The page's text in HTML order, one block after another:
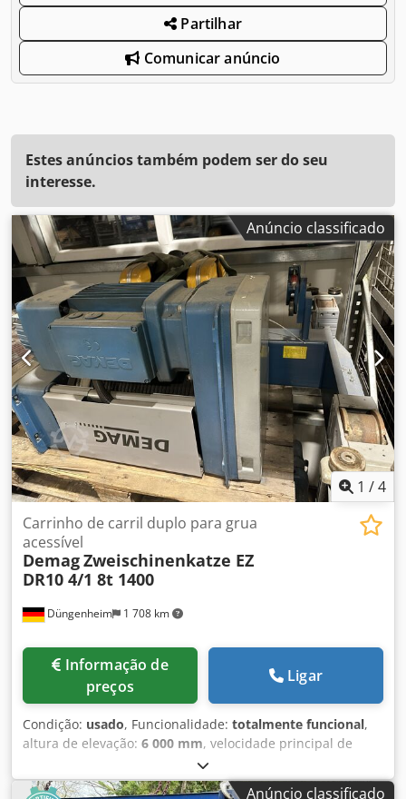
Partilhar
Comunicar anúncio
Estes anúncios também podem ser do seu
interesse.
Anúncio classificado
1 /4
Düngenheim 1 708 km
Carrinho de carril duplo para grua
acessível
DemagZweischinenkatze EZ
DR10 4/1 8t 1400
preços
Ligar
Condição: usado, Funcionalidade: totalmente funcional,
altura de elevação: 6 000 mm, velocidade principal de
, em ótimo estado, incl.
acumulador coletivo de carga com reserva elevada, incl.
Anúncio classificado